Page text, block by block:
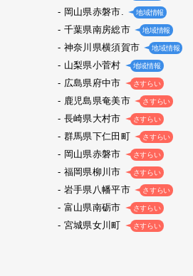
岡山県赤磐市. 地域情報
千葉県南房総市 地域情報
神奈川県横須賀市 地域情報
山梨県小菅村 地域情報
広島県府中市 さすらい
鹿児島県奄美市 さすらい
長崎県大村市 さすらい
群馬県下仁田町 さすらい
岡山県赤磐市 さすらい
福岡県柳川市 さすらい
岩手県八幡平市 さすらい
富山県南砺市 さすらい
宮城県女川町 さすらい